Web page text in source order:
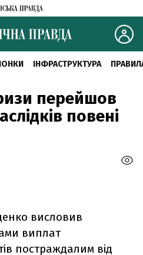
ІНФРАСТРУКТУРА
перейшов
повені
висловив
виплат
постраждалим від